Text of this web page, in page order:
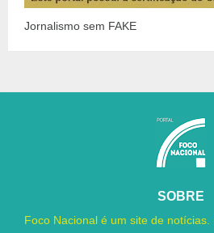
Jornalismo sem FAKE
SOBRE
Foco Nacional é um site de